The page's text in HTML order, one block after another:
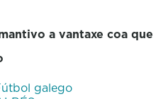
a vantaxe coa que
galego